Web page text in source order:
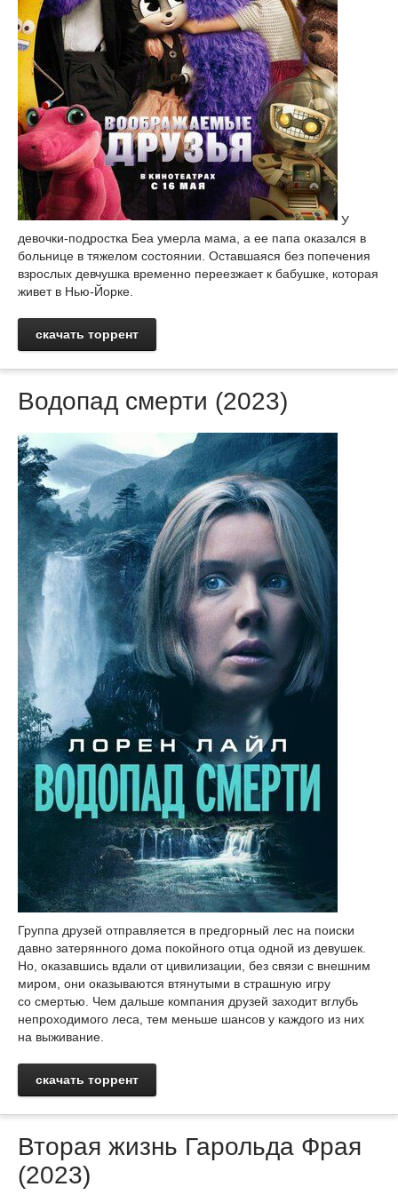
У
девочки-подростка Беа умерла мама, а ее папа оказался в
больнице в тяжелом состоянии. Оставшаяся без попечения
взрослых девчушка временно переезжает к бабушке, которая
живет в Нью-Йорке.
скачать торрент
Водопад смерти (2023)
Группа друзей отправляется в предгорный лес на поиски
давно затерянного дома покойного отца одной из девушек.
Но, оказавшись вдали от цивилизации, без связи с внешним
миром, они оказываются втянутыми в страшную игру
со смертью. Чем дальше компания друзей заходит вглубь
непроходимого леса, тем меньше шансов у каждого из них
на выживание.
скачать торрент
Вторая жизнь Гарольда Фрая
(2023)